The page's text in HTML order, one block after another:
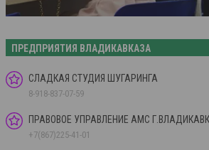
ПРЕДПРИЯТИЯ ВЛАДИКАВКАЗА
СЛАДКАЯ СТУДИЯ ШУГАРИНГА
8-918-837-07-59
ПРАВОВОЕ УПРАВЛЕНИЕ АМС
+7(867)225-41-01